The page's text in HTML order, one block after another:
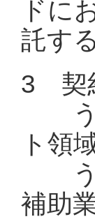
ドに
託す
3 契
う
ト領
う
補助